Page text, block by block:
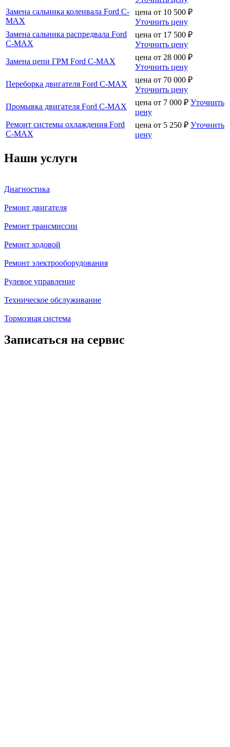
Замена сальника коленвала Ford C-
MAX
цена от 10 500 ₽
Уточнить цену
Замена сальника распредвала Ford
C-MAX
цена от 17 500 ₽
Уточнить цену
Замена цепи ГРМ Ford C-MAX
цена от 28 000 ₽
Уточнить цену
Переборка двигателя Ford C-MAX
цена от 70 000 ₽
Уточнить цену
Промывка двигателя Ford C-MAX
цена от 7 000 ₽ Уточнить
цену
Ремонт системы охлаждения Ford
C-MAX
цена от 5 250 ₽ Уточнить
цену
Наши услуги
Диагностика
Ремонт двигателя
Ремонт трансмиссии
Ремонт ходовой
Ремонт электрооборудования
Рулевое управление
Техническое обслуживание
Тормозная система
Записаться на сервис